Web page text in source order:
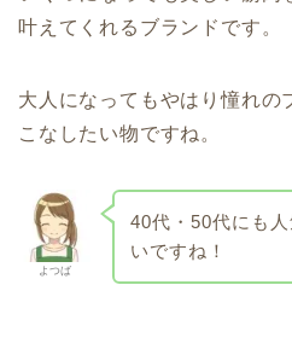
叶えてくれるブランドです。
大人になってもやはり憧れの
こなしたい物ですね。
よつば
40代・50代にも
いですね！